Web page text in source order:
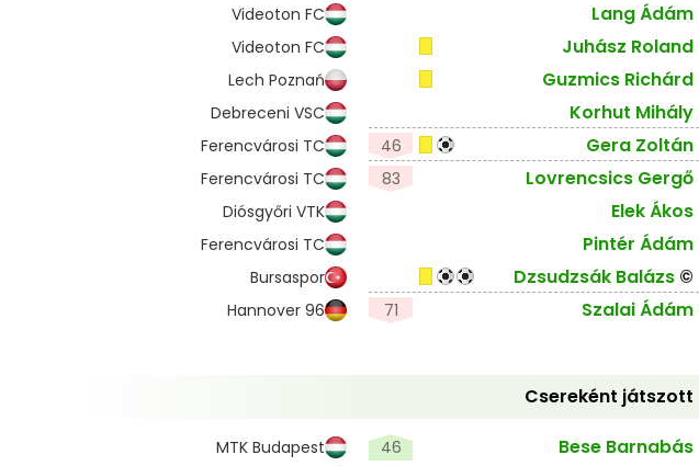
Videoton FC
Videoton FC
Lech Poznań
Debreceni VSC
Ferencvárosi TC
Ferencvárosi TC
Diósgyőri VTK
Ferencvárosi TC
Bursaspor
Hannover 96
Lang Ádám
Juhász Roland
Guzmics Richárd
Korhut Mihály
Gera Zoltán
46
Lovrencsics Gergő
83
Elek Ákos
Pintér Ádám
Dzsudzsák Balázs ©
Szalai Ádám
71
MTK Budapest
Csereként játszott
Bese Barnabás
46